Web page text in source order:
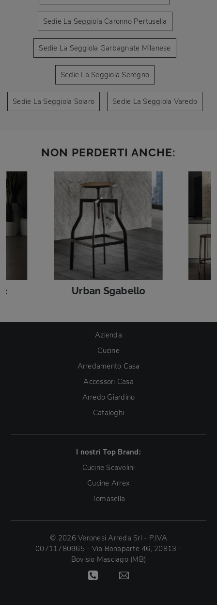
Sedie La Seggiola Caronno Pertusella
Sedie La Seggiola Garbagnate Milanese
Sedie La Seggiola Seregno
Sedie La Seggiola Solaro Sedie La Seggiola Varedo
NON PERDERTI ANCHE:
Urban Sgabello
Azienda
Cucine
Arredamento Casa
Accessori Casa
Arredo Giardino
Cataloghi
I nostri Top Brand:
Cucine Scavolini
Cucine Arrex
Tomasella
© 2026 Veronesi Arreda Srl - P.IVA
00711780965 - Via Bonaparte 46, 20813 -
Bovisio Masciago (MB)